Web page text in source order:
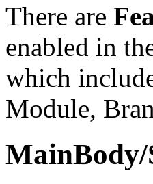
There are
enabled in
which
Module,
MainBody/